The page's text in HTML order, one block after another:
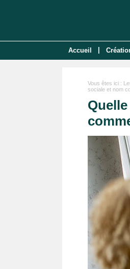
Accueil
Vous êtes ici :
sociale et nom